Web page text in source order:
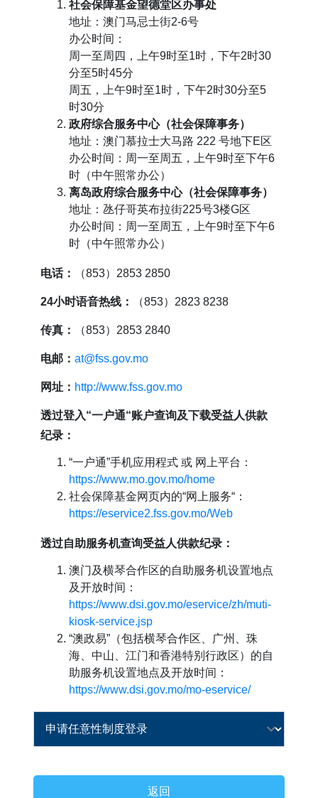
社会保障基金望德堂区办事处
地址：澳门马忌士街2-6号
办公时间：
周一至周四，上午9时至1时，下午2时30
分至5时45分
周五，上午9时至1时，下午2时30分至5
时30分
政府综合服务中心（社会保障事务）
地址：澳门慕拉士大马路 222 号地下E区
办公时间：周一至周五，上午9时至下午6
时（中午照常办公）
离岛政府综合服务中心（社会保障事务）
地址：氹仔哥英布拉街225号3楼G区
办公时间：周一至周五，上午9时至下午6
时（中午照常办公）
电话： （853）2853 2850
24小时语音热线： （853）2823 8238
传真： （853）2853 2840
电邮： at@fss.gov.mo
网址： http://www.fss.gov.mo
透过登入“一户通“账户查询及下载受益人供款
纪录：
“一户通”手机应用程式 或 网上平台：
https://www.mo.gov.mo/home
社会保障基金网页内的“网上服务“：
https://eservice2.fss.gov.mo/Web
透过自助服务机查询受益人供款纪录：
澳门及横琴合作区的自助服务机设置地点
及开放时间：
https://www.dsi.gov.mo/eservice/zh/muti-
kiosk-service.jsp
“澳政易”（包括横琴合作区、广州、珠
海、中山、江门和香港特别行政区）的自
助服务机设置地点及开放时间：
https://www.dsi.gov.mo/mo-eservice/
返回